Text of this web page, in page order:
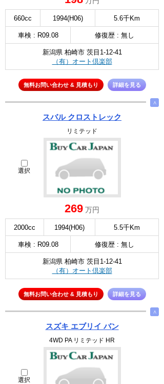
660cc 1994(H06) 5.6千Km
車検 : R09.08 修復歴 : 無し
新潟県 柏崎市 茨目1-12-41
（有）オート倶楽部
無料お問い合わせ & 見積もり 詳細を見る
∧
スバル クロストレック
リミテッド
選択
269 万円
2000cc 1994(H06) 5.5千Km
車検 : R09.08 修復歴 : 無し
新潟県 柏崎市 茨目1-12-41
（有）オート倶楽部
無料お問い合わせ & 見積もり 詳細を見る
∧
スズキ エブリイ バン
4WD PA リミテッド HR
選択